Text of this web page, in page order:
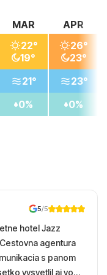
MAR
22°
19°
21°
0%
APR
26°
23°
23°
0%
5/5
hotel Jazz
agentura
s panom
vysvetlil aj vo